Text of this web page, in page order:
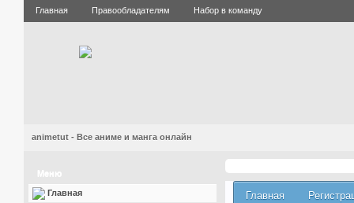
Главная Правообладателям Набор в команду
animetut - Все аниме и манга онлайн
Меню
Главная
Главная